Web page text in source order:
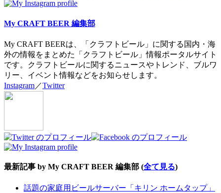
My CRAFT BEER 編集部
My CRAFT BEERは、「クラフトビール」に関する国内・海
外の情報をまとめた「クラフトビール」情報ポータルサイト
です。クラフトビールに関するニュースやトレンド、ブルワ
リー、イベント情報などをお知らせします。
Instagram／Twitter
最新記事 by My CRAFT BEER 編集部 (全て見る)
話題の家庭用ビールサーバー「キリン ホームタップ」